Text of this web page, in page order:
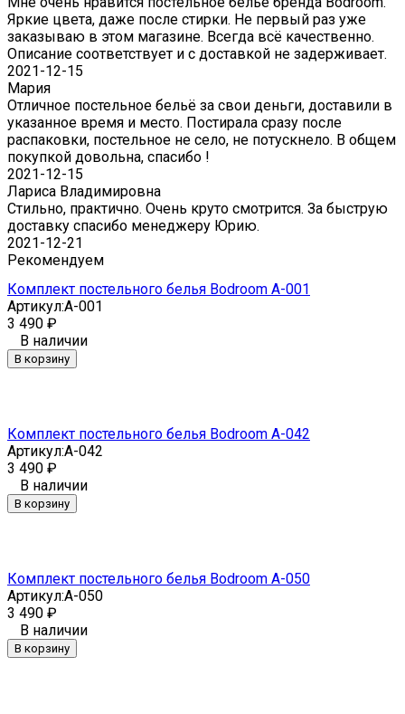
Яркие цвета, даже после стирки. Не первый раз уже
заказываю в этом магазине. Всегда всё качественно.
Описание соответствует и с доставкой не задерживает.
2021-12-15
Мария
Отличное постельное бельё за свои деньги, доставили в
указанное время и место. Постирала сразу после
распаковки, постельное не село, не потускнело. В общем
покупкой довольна, спасибо !
2021-12-15
Лариса Владимировна
Стильно, практично. Очень круто смотрится. За быструю
доставку спасибо менеджеру Юрию.
2021-12-21
Рекомендуем
Комплект постельного белья Bodroom A-001
Артикул:A-001
3 490 ₽
В наличии
В корзину
Комплект постельного белья Bodroom A-042
Артикул:A-042
3 490 ₽
В наличии
В корзину
Комплект постельного белья Bodroom A-050
Артикул:A-050
3 490 ₽
В наличии
В корзину